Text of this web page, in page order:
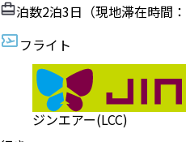
泊数2泊3日（現地滞在時間：
フライト
ジンエアー(LCC)